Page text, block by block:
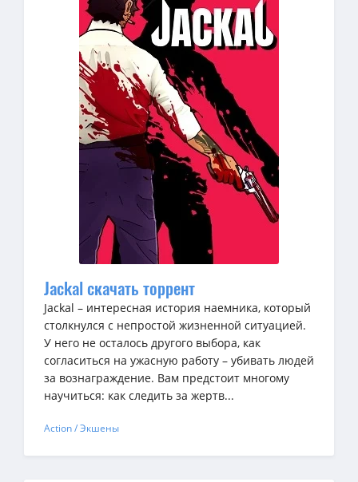
Jackal скачать торрент
Jackal – интересная история наемника, который
столкнулся с непростой жизненной ситуацией.
У него не осталось другого выбора, как
согласиться на ужасную работу – убивать людей
за вознаграждение. Вам предстоит многому
научиться: как следить за жертв...
Action / Экшены